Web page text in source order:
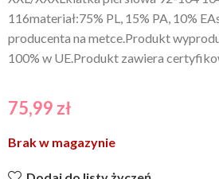
116materiał:75% PL, 15% PA, 10%
producenta na metce.Produkt
100% w UE.Produkt zawiera
75,99 zł
Brak w magazynie